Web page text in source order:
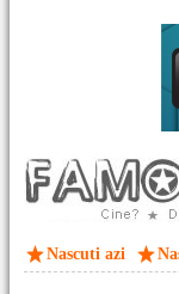
Nascuti azi